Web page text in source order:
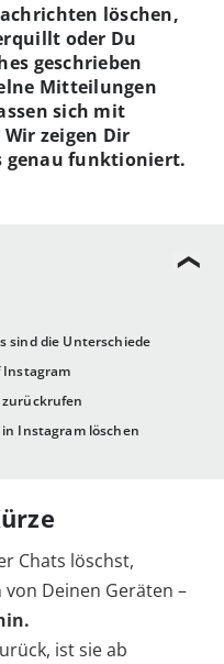
sind die Unterschiede
Instagram
Instagram löschen
löschen,
oder Du
geschrieben
Mitteilungen
sich mit
zeigen Dir
genau funktioniert.
Chats löschst,
Deinen Geräten –
ist sie ab